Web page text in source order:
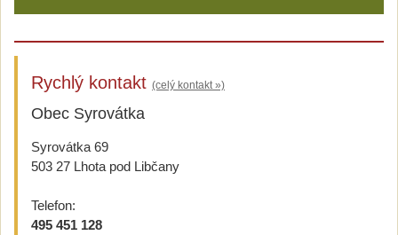
Rychlý kontakt (celý kontakt »)
Obec Syrovátka
Syrovátka 69
503 27 Lhota pod Libčany
Telefon:
495 451 128